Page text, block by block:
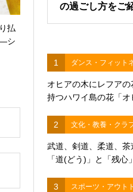
払
シ
の過ごし方をご
1 ダンス・フィット
オヒアの木にレフア
持つハワイ島の花「オ
2 文化・教養・クラ
武道、剣道、柔道、
「道(どう)」と「残心
3 スポーツ・アウト